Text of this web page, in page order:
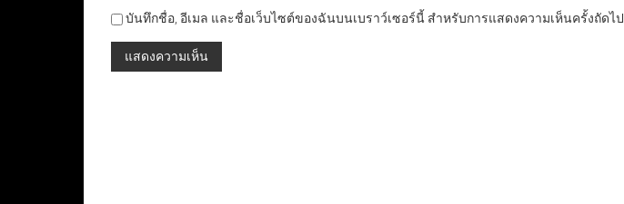
บันทึกชื่อ, อีเมล และชื่อเว็บไซต์ของฉันบนเบราว์เซอร์นี้ สำหรับการแสดงความเห็นครั้งถัดไป